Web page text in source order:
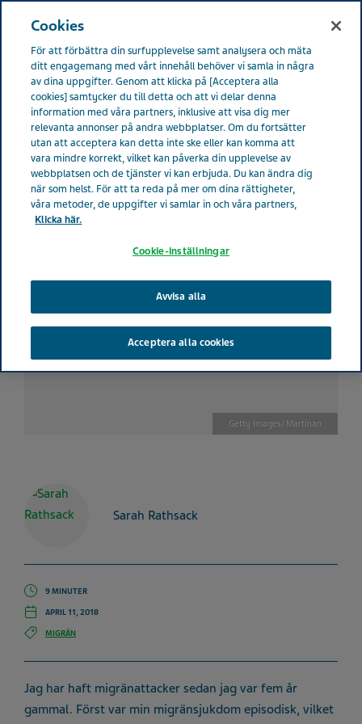
Sverige Life Effects All stories
Att som förälder med
migrän hantera skuldkänslor
Att som förälder med
migrän hantera skuldkänslor
Getty Images/ Martinan
Sarah Rathsack
9 MINUTER
APRIL 11, 2018
MIGRÄN
Jag har haft migränattacker sedan jag var fem år
gammal. Först var min migränsjukdom episodisk, vilket
Cookies
För att förbättra din surfupplevelse samt analysera och mäta
ditt engagemang med vårt innehåll behöver vi samla in några
av dina uppgifter. Genom att klicka på [Acceptera alla
cookies] samtycker du till detta och att vi delar denna
information med våra partners, inklusive att visa dig mer
relevanta annonser på andra webbplatser. Om du fortsätter
utan att acceptera kan detta inte ske eller kan komma att
vara mindre korrekt, vilket kan påverka din upplevelse av
webbplatsen och de tjänster vi kan erbjuda. Du kan ändra dig
när som helst. För att ta reda på mer om dina rättigheter,
våra metoder, de uppgifter vi samlar in och våra partners,
Klicka här.
Cookie-inställningar
Avvisa alla
Acceptera alla cookies